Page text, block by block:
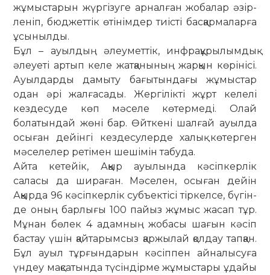
жұмыс­тарын жүр­­гізуге ар­­налған жобалар әзір­
леніп, бюд­жет­тік өті­німдер тиісті бас­қар­ма­лар­­ға
ұсы­ныл­­ды.
Бұл – ауылдың әлеуметтік, инфра­құ­рылымдық
әлеуеті артып келе жат­қанының жарқын көрінісі.
Ауыл­дарды дамыту бағытындағы жұмыстар
одан әрі жалғасады. Жергілікті жұрт келелі
кездесуде көп мәселе көтермеді. Олай
болатындай жөні бар. Өйткені шалғай ауылда
осыған дейінгі кездесулерде ха­лық көтерген
мәселелер ретімен ше­шімін табуда.
Айта кетейік, Аққыр ауылында кә­сіп­­кер­лік
саласы да шираған. Мәсе­лен, осы­ған дейін
Аққырда 96 кә­сіп­кер­лік субъектісі тіркелсе, бүгін­
де оның бар­­лығы 100 пайыз жұмыс жасап тұр.
Мұ­нан бөлек 4 адамның жобасы ша­ғын кәсіп
бастау үшін қайтарымсыз қар­жы­лай қолдау тапқан.
Бұл ауыл тұр­ғын­дарын кәсіппен айналысуға
үндеу мақ­сатында түсіндірме жұмыстары ұда­­йы